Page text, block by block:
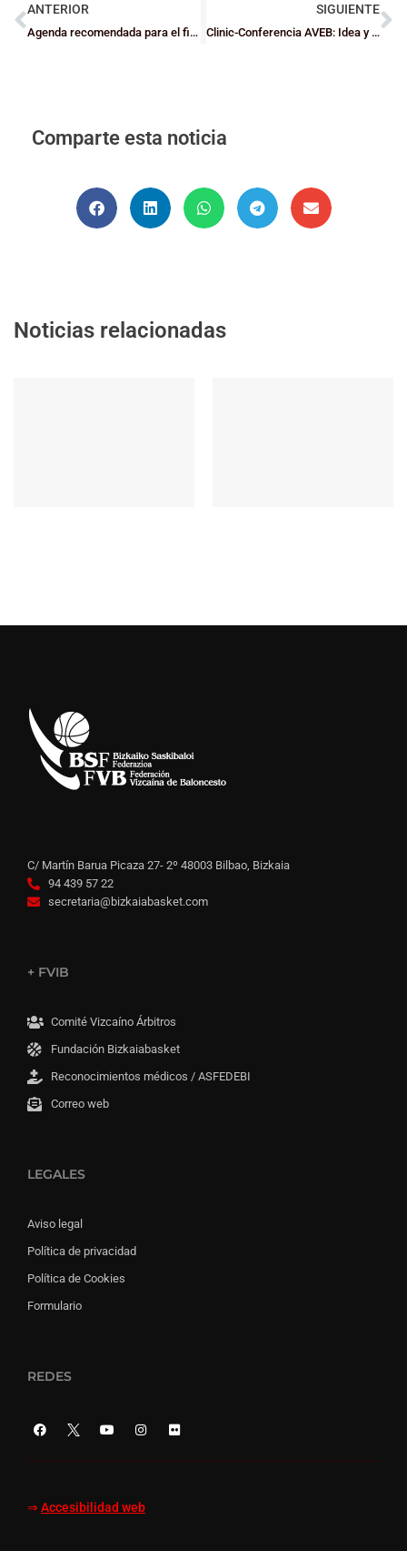
ANTERIOR
Agenda recomendada para el fin de semana
SIGUIENTE
Clinic-Conferencia AVEB: Idea y método para la mejora continua de tu equipo
Comparte esta noticia
Noticias relacionadas
C/ Martín Barua Picaza 27- 2º 48003 Bilbao, Bizkaia
94 439 57 22
secretaria@bizkaiabasket.com
+ FVIB
Comité Vizcaíno Árbitros
Fundación Bizkaiabasket
Reconocimientos médicos / ASFEDEBI
Correo web
LEGALES
Aviso legal
Política de privacidad
Política de Cookies
Formulario
REDES
⇒ Accesibilidad web